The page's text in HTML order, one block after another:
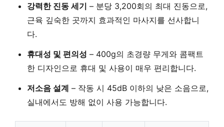
강력한 진동 세기 – 분당 3,200회의 최대 진동으로,
근육 깊숙한 곳까지 효과적인 마사지를 선사합니
다.
휴대성 및 편의성 – 400g의 초경량 무게와 콤팩트
한 디자인으로 휴대 및 사용이 매우 편리합니다.
저소음 설계 – 작동 시 45dB 이하의 낮은 소음으로,
실내에서도 방해 없이 사용 가능합니다.